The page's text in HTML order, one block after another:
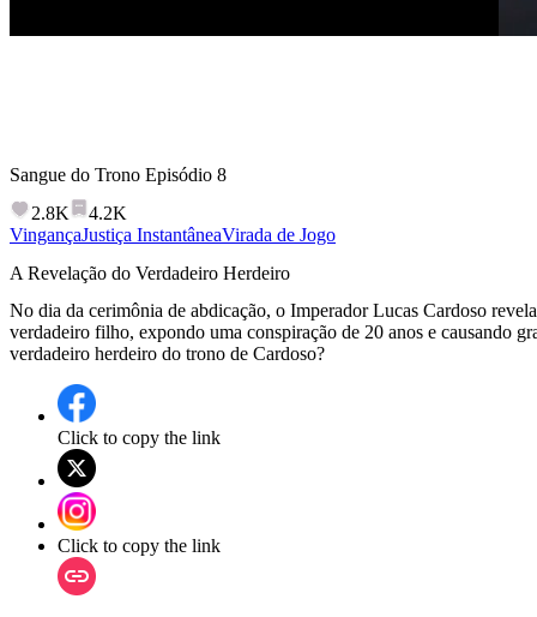
Sangue do Trono Episódio 8
2.8K
4.2K
VingançaJustiça InstantâneaVirada de Jogo
A Revelação do Verdadeiro Herdeiro
No dia da cerimônia de abdicação, o Imperador Lucas Cardoso
verdadeiro filho, expondo uma conspiração de 20 anos e causando
verdadeiro herdeiro do trono de Cardoso?
Click to copy the link
Click to copy the link